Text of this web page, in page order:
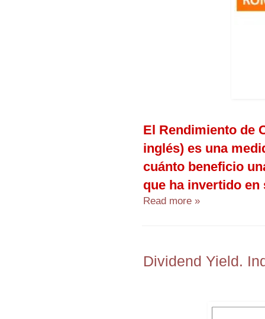
El Rendimiento de
inglés) es una
cuánto beneficio
que ha invertido
Read more »
Dividend Yield.